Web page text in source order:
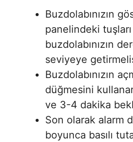
Buzdolabınızın
panelindeki
buzdolabınızın
seviyeye
Buzdolabınızın
düğmesini
ve 3-4 dakika
Son olarak alarm
boyunca basılı